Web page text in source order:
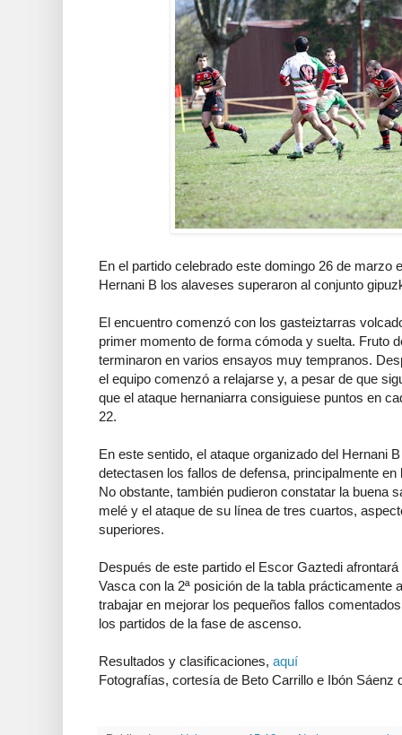
En el partido celebrado este domingo 26 de marzo
Hernani B los alaveses superaron al conjunto
El encuentro comenzó con los gasteiztarras
primer momento de forma cómoda y suelta. Fruto
terminaron en varios ensayos muy tempranos.
el equipo comenzó a relajarse y, a pesar de que
que el ataque hernaniarra consiguiese puntos en
22.
En este sentido, el ataque organizado del Hernani
detectasen los fallos de defensa, principalmente
No obstante, también pudieron constatar la buena
melé y el ataque de su línea de tres cuartos,
superiores.
Después de este partido el Escor Gaztedi
Vasca con la 2ª posición de la tabla prácticamente
trabajar en mejorar los pequeños fallos
los partidos de la fase de ascenso.
Resultados y clasificaciones, aquí
Fotografías, cortesía de Beto Carrillo e Ibón Sáenz